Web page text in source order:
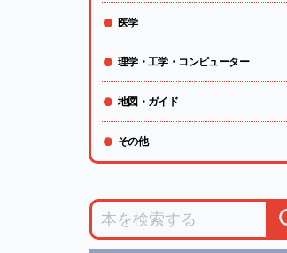
医学
理学・工学・コンピューター
地図・ガイド
その他